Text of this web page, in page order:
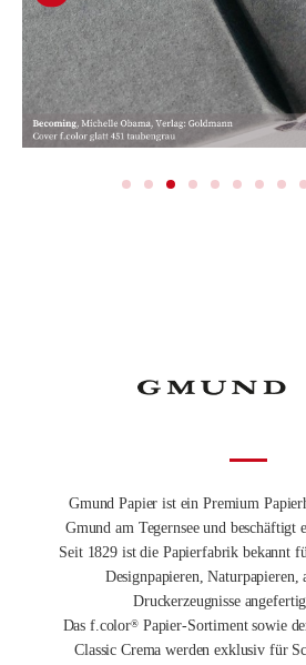
Gmund Papier ist ein Premium
Gmund am Tegernsee und beschäftigt
Seit 1829 ist die Papierfabrik bekannt
Designpapieren, Naturpapieren,
Druckerzeugnisse
Das f.color®Papier-Sortiment sowie
Classic Crema werden exklusiv für